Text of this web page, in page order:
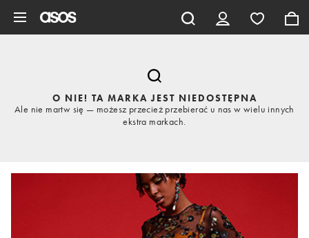
O NIE! TA MARKA JEST NIEDOSTĘPNA
Ale nie martw się — możesz przecież przebierać u nas w wielu innych
ekstra markach.